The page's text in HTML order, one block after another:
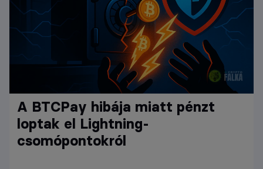
A BTCPay hibája miatt pénzt
loptak el Lightning-
csomópontokról